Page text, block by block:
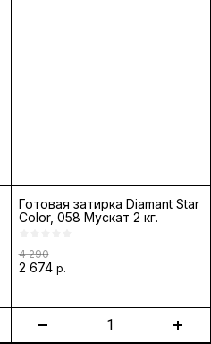
Готовая затирка Diamant Star
Color, 058 Мускат 2 кг.
4 290
2 674 р.